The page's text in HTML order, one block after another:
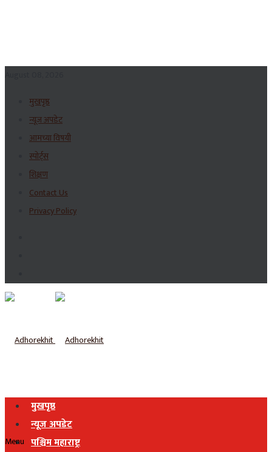
मुखपृष्ठ
न्यूज अपडेट
आमच्या विषयी
स्पोर्ट्स
शिक्षण
Contact Us
Privacy Policy
मुखपृष्ठ
न्यूज अपडेट
पश्चिम महाराष्ट्र
Menu